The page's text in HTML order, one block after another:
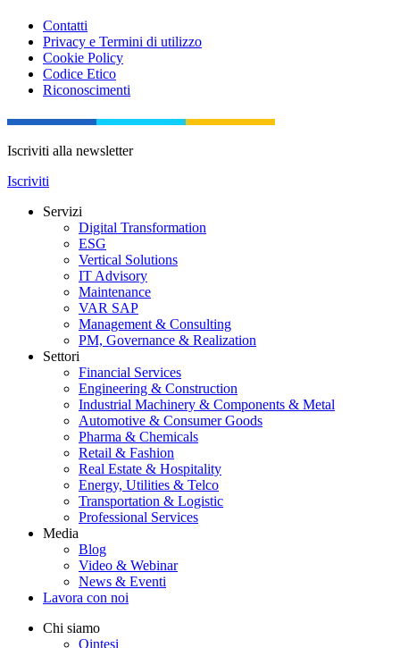
Contatti
Privacy e Termini di utilizzo
Cookie Policy
Codice Etico
Riconoscimenti
Iscriviti alla newsletter
Iscriviti
Servizi
Digital Transformation
ESG
Vertical Solutions
IT Advisory
Maintenance
VAR SAP
Management & Consulting
PM, Governance & Realization
Settori
Financial Services
Engineering & Construction
Industrial Machinery & Components & Metal
Automotive & Consumer Goods
Pharma & Chemicals
Retail & Fashion
Real Estate & Hospitality
Energy, Utilities & Telco
Transportation & Logistic
Professional Services
Media
Blog
Video & Webinar
News & Eventi
Lavora con noi
Chi siamo
Qintesi